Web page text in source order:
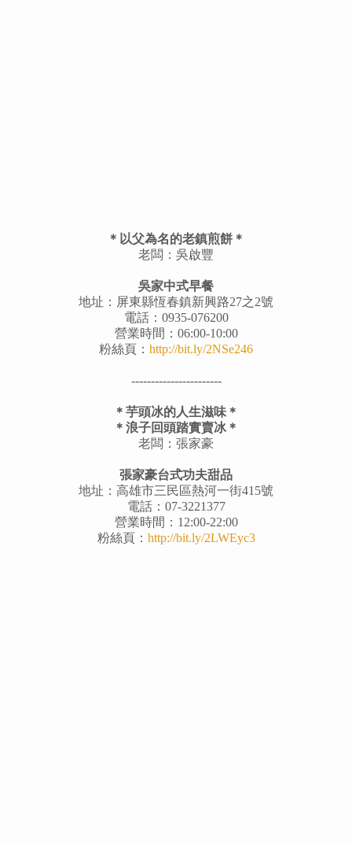
＊以父為名的老鎮煎餅＊
老闆：吳啟豐
吳家中式早餐
地址：屏東縣恆春鎮新興路27之2號
電話：0935-076200
營業時間：06:00-10:00
粉絲頁： http://bit.ly/2NSe246
-----------------------
＊芋頭冰的人生滋味＊
＊浪子回頭踏實賣冰＊
老闆：張家豪
張家豪台式功夫甜品
地址：高雄市三民區熱河一街415號
電話：07-3221377
營業時間：12:00-22:00
粉絲頁： http://bit.ly/2LWEyc3